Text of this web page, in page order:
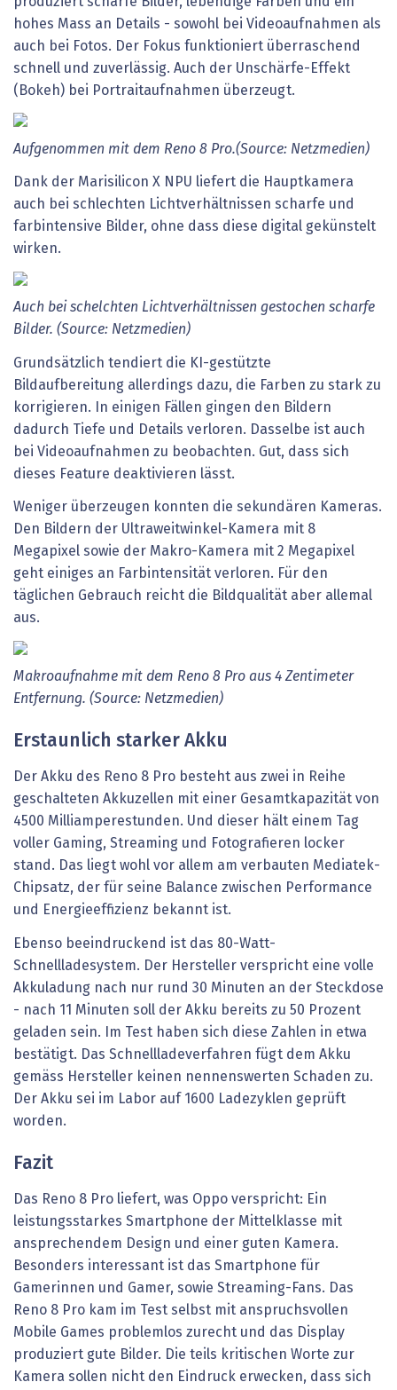
hohes Mass an Details - sowohl bei Videoaufnahmen als
auch bei Fotos. Der Fokus funktioniert überraschend
schnell und zuverlässig. Auch der Unschärfe-Effekt
(Bokeh) bei Portraitaufnahmen überzeugt.
Aufgenommen mit dem Reno 8 Pro.(Source: Netzmedien)
Dank der Marisilicon X NPU liefert die Hauptkamera
auch bei schlechten Lichtverhältnissen scharfe und
farbintensive Bilder, ohne dass diese digital gekünstelt
wirken.
Auch bei schelchten Lichtverhältnissen gestochen scharfe
Bilder. (Source: Netzmedien)
Grundsätzlich tendiert die KI-gestützte
Bildaufbereitung allerdings dazu, die Farben zu stark zu
korrigieren. In einigen Fällen gingen den Bildern
dadurch Tiefe und Details verloren. Dasselbe ist auch
bei Videoaufnahmen zu beobachten. Gut, dass sich
dieses Feature deaktivieren lässt.
Weniger überzeugen konnten die sekundären Kameras.
Den Bildern der Ultraweitwinkel-Kamera mit 8
Megapixel sowie der Makro-Kamera mit 2 Megapixel
geht einiges an Farbintensität verloren. Für den
täglichen Gebrauch reicht die Bildqualität aber allemal
aus.
Makroaufnahme mit dem Reno 8 Pro aus 4 Zentimeter
Entfernung. (Source: Netzmedien)
Erstaunlich starker Akku
Der Akku des Reno 8 Pro besteht aus zwei in Reihe
geschalteten Akkuzellen mit einer Gesamtkapazität von
4500 Milliamperestunden. Und dieser hält einem Tag
voller Gaming, Streaming und Fotografieren locker
stand. Das liegt wohl vor allem am verbauten Mediatek-
Chipsatz, der für seine Balance zwischen Performance
und Energieeffizienz bekannt ist.
Ebenso beeindruckend ist das 80-Watt-
Schnellladesystem. Der Hersteller verspricht eine volle
Akkuladung nach nur rund 30 Minuten an der Steckdose
- nach 11 Minuten soll der Akku bereits zu 50 Prozent
geladen sein. Im Test haben sich diese Zahlen in etwa
bestätigt. Das Schnellladeverfahren fügt dem Akku
gemäss Hersteller keinen nennenswerten Schaden zu.
Der Akku sei im Labor auf 1600 Ladezyklen geprüft
worden.
Fazit
Das Reno 8 Pro liefert, was Oppo verspricht: Ein
leistungsstarkes Smartphone der Mittelklasse mit
ansprechendem Design und einer guten Kamera.
Besonders interessant ist das Smartphone für
Gamerinnen und Gamer, sowie Streaming-Fans. Das
Reno 8 Pro kam im Test selbst mit anspruchsvollen
Mobile Games problemlos zurecht und das Display
produziert gute Bilder. Die teils kritischen Worte zur
Kamera sollen nicht den Eindruck erwecken, dass sich